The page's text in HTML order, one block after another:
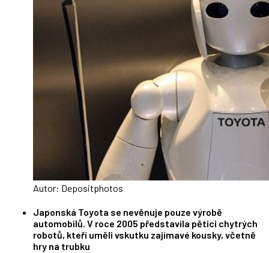
Autor: Depositphotos
Japonská Toyota se nevěnuje pouze výrobě
automobilů. V roce 2005 představila pětici chytrých
robotů, kteří uměli vskutku zajímavé kousky, včetně
hry na trubku